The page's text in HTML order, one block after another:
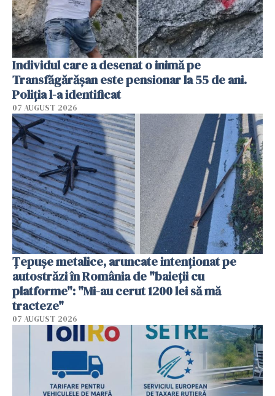
Individul care a desenat o inimă pe
Transfăgărășan este pensionar la 55 de ani.
Poliția l-a identificat
07 AUGUST 2026
Țepușe metalice, aruncate intenționat pe
autostrăzi în România de "baieții cu
platforme": "Mi-au cerut 1200 lei să mă
tracteze"
07 AUGUST 2026